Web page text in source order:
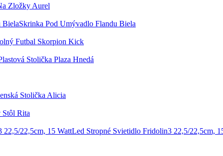
Zložky Aurel
Skrinka Pod Umývadlo Flandu Biela
Futbal Skorpion Kick
Stolička Plaza Hnedá
Stolička Alicia
Stôl Rita
Led Stropné Svietidlo Fridolin3 22,5/22,5cm,